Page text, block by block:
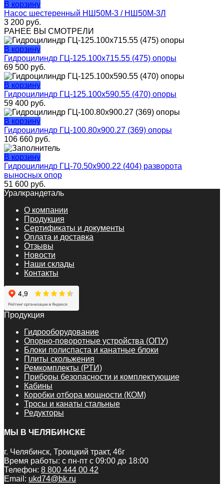
В корзину
Насос шестеренный НШ50М-3 / НШ50М-3Л
3 200 руб.
РАНЕЕ ВЫ СМОТРЕЛИ
В корзину
Гидроцилиндр ГЦ-125.100х715.55 (475) опоры
69 500 руб.
В корзину
Гидроцилиндр ГЦ-125.100х590.55 (470) опоры
59 400 руб.
В корзину
Гидроцилиндр ГЦ-100.80х900.27 (369) опоры
106 660 руб.
В корзину
Гидроцилиндр ГЦ-70.50х900.22 (404) разворота
выносных опор
51 600 руб.
Уралкрандеталь
О компании
Продукция
Сертификаты и документы
Оплата и доставка
Отзывы
Новости
Наши склады
Контакты
Продукция
Гидрооборудование
Опорно-поворотные устройства (ОПУ)
Блоки полиспаста и канатные блоки
Плиты скольжения
Ремкомплекты (РТИ)
Приборы безопасности и комплектующие
Кабины
Коробки отбора мощности (КОМ)
Тросы и канаты стальные
Редукторы
МЫ В ЧЕЛЯБИНСКЕ
г. Челябинск, Троицкий тракт, 46г
Время работы: с пн-пт с 09:00 до 18:00
Телефон: 8 800 444 00 42
Email: ukd74@bk.ru